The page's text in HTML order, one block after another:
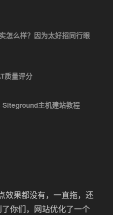
怎么样？因为太好招同行眼
质量评分
主机建站教程
效果都没有，一直拖，还
你们，网站优化了一个